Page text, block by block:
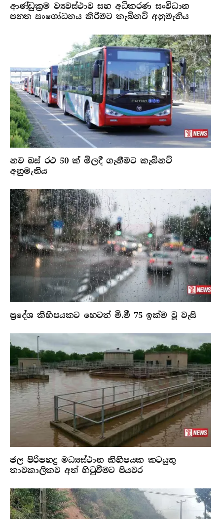
ආණ්ඩුක්‍රම ව්‍යවස්ථාව සහ අධිකරණ සංවිධාන
පනත සංශෝධනය කිරීමට කැබිනට් අනුමැතිය
නව බස් රථ 50 ක් මිලදී ගැනීමට කැබිනට්
අනුමැතිය
ප්‍රදේශ කිහිපයකට හෙටත් මි.මී 75 ඉක්ම වූ වැසි
ජල පිරිපහදු මධ්‍යස්ථාන කිහිපයක කටයුතු
තාවකාලිකව අත් හිටුවීමට පියවර